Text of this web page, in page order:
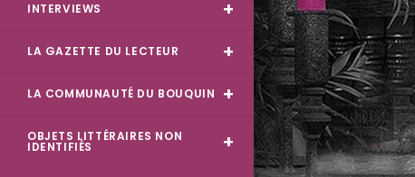
INTERVIEWS
LA GAZETTE DU LECTEUR
LA COMMUNAUTÉ DU BOUQUIN
OBJETS LITTÉRAIRES NON
IDENTIFIÉS